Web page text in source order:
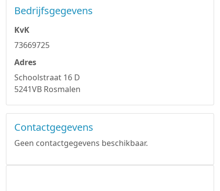
Bedrijfsgegevens
KvK
73669725
Adres
Schoolstraat 16 D
5241VB Rosmalen
Contactgegevens
Geen contactgegevens beschikbaar.